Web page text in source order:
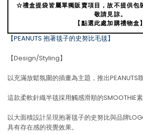
☆禮盒提袋皆屬單獨販賣項目，故不提供包
敬請見諒。
【點選此處加購禮物盒】
【PEANUTS 抱著毯子的史努比毛毯】
【Design/Styling】
以充滿放鬆氛圍的插畫為主題，推出PEANUTS
這款柔軟針織半毯採用觸感滑順的SMOOTHIE素
以大面積設計呈現抱著毯子的史努比與品牌
具有存在感的視覺效果。